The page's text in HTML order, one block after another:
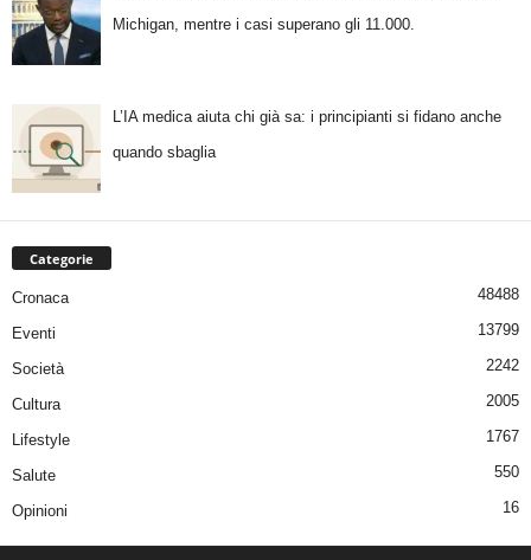
Michigan, mentre i casi superano gli 11.000.
L’IA medica aiuta chi già sa: i principianti si fidano anche
quando sbaglia
Categorie
Cronaca 48488
Eventi 13799
Società 2242
Cultura 2005
Lifestyle 1767
Salute 550
Opinioni 16